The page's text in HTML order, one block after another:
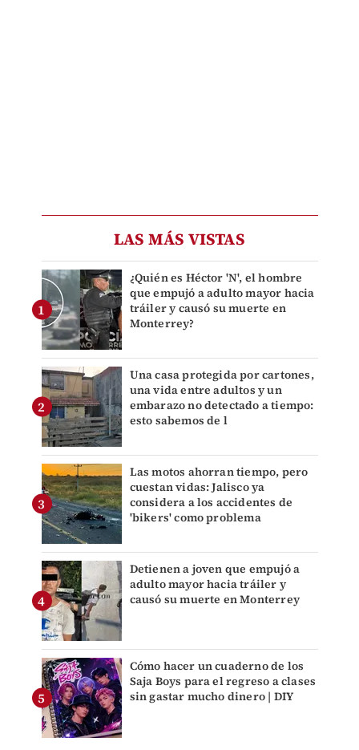
LAS MÁS VISTAS
¿Quién es Héctor 'N', el hombre
que empujó a adulto mayor hacia
tráiler y causó su muerte en
Monterrey?
Una casa protegida por cartones,
una vida entre adultos y un
embarazo no detectado a tiempo:
esto sabemos de l
Las motos ahorran tiempo, pero
cuestan vidas: Jalisco ya
considera a los accidentes de
'bikers' como problema
Detienen a joven que empujó a
adulto mayor hacia tráiler y
causó su muerte en Monterrey
Cómo hacer un cuaderno de los
Saja Boys para el regreso a clases
sin gastar mucho dinero | DIY